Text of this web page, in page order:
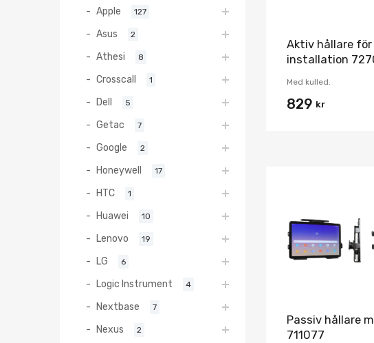
Aktiv hållare
installation
Med kulled.
829 kr
Passiv hållare
711077
Apple 127
Asus 2
Athesi 8
Crosscall 1
Dell 5
Getac 7
Google 2
Honeywell 17
HTC 1
Huawei 10
Lenovo 19
LG 6
Logic Instrument 4
Nextbase 7
Nexus 2